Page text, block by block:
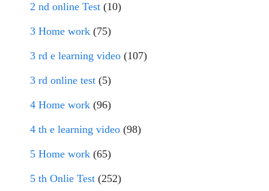
2 nd online Test (10)
3 Home work (75)
3 rd e learning video (107)
3 rd online test (5)
4 Home work (96)
4 th e learning video (98)
5 Home work (65)
5 th Onlie Test (252)